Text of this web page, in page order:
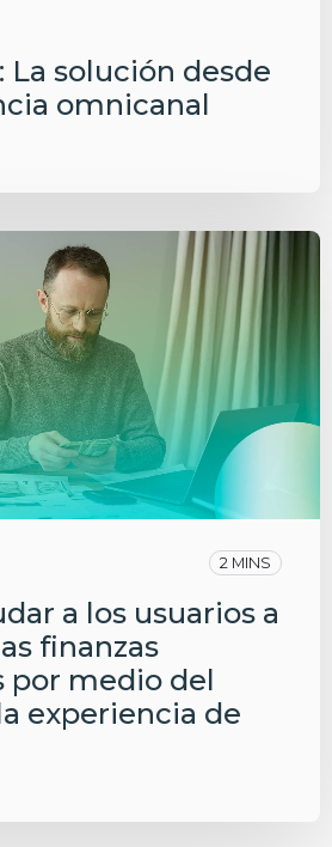
La solución desde
omnicanal
2 MINS
a los usuarios a
finanzas
por medio del
experiencia de